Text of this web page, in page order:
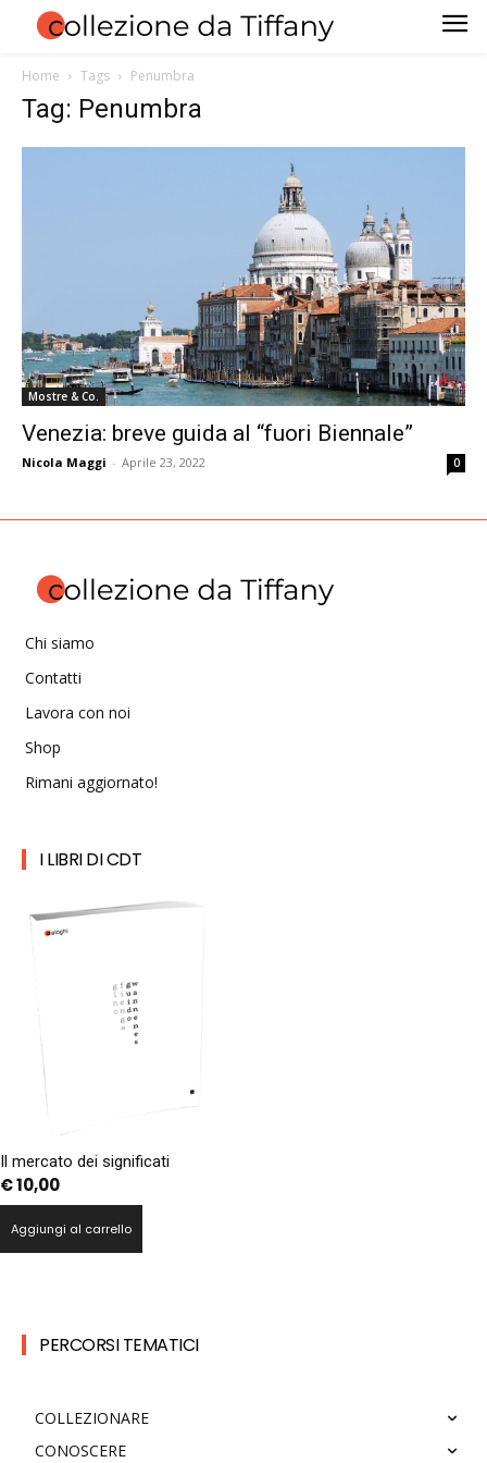
Home Tags Penumbra
Tag: Penumbra
Mostre & Co.
Venezia: breve guida al “fuori Biennale”
Nicola Maggi - Aprile 23, 2022 0
Chi siamo
Contatti
Lavora con noi
Shop
Rimani aggiornato!
I LIBRI DI CDT
Il mercato dei significati
€10,00
Aggiungi al carrello
PERCORSI TEMATICI
COLLEZIONARE
CONOSCERE